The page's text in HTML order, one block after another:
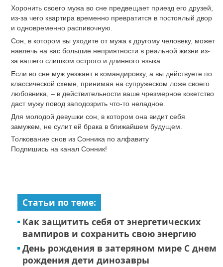
Хоронить своего мужа во сне предвещает приезд его друзей,
из-за чего квартира временно превратится в постоялый двор
и одновременно распивочную.
Сон, в котором вы уходите от мужа к другому человеку, может
навлечь на вас большие неприятности в реальной жизни из-
за вашего слишком острого и длинного языка.
Если во сне муж уезжает в командировку, а вы действуете по
классической схеме, принимая на супружеском ложе своего
любовника, – в действительности ваше чрезмерное кокетство
даст мужу повод заподозрить что-то неладное.
Для молодой девушки сон, в котором она видит себя
замужем, не сулит ей брака в ближайшем будущем.
Толкование снов из Сонника по алфавиту
Подпишись на канал Сонник!
Статьи по теме:
Как защитить себя от энергетических
вампиров и сохранить свою энергию
День рождения в затеряном мире С днем
рождения дети динозавры